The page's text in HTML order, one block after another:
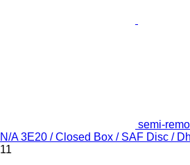
semi-
N/A 3E20 / Closed Box / SAF Disc /
11